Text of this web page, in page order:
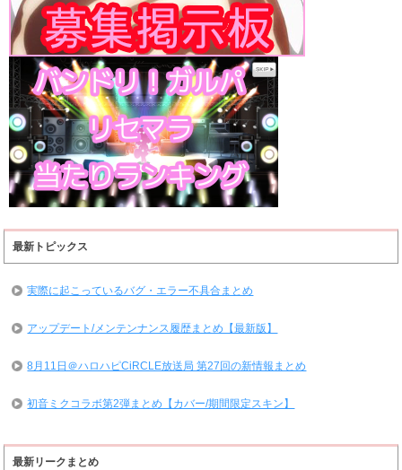
最新トピックス
実際に起こっているバグ・エラー不具合まとめ
アップデート/メンテンナンス履歴まとめ【最新版】
8月11日＠ハロハピCiRCLE放送局 第27回の新情報まとめ
初音ミクコラボ第2弾まとめ【カバー/期間限定スキン】
最新リークまとめ